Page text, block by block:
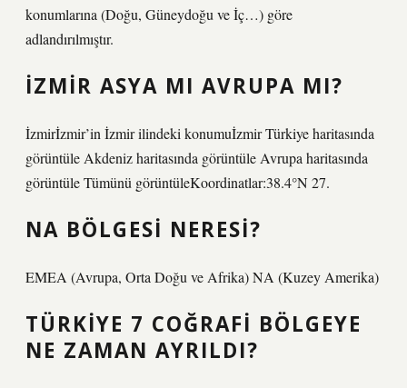
konumlarına (Doğu, Güneydoğu ve İç…) göre
adlandırılmıştır.
İZMIR ASYA MI AVRUPA MI?
İzmirİzmir’in İzmir ilindeki konumuİzmir Türkiye haritasında
görüntüle Akdeniz haritasında görüntüle Avrupa haritasında
görüntüle Tümünü görüntüleKoordinatlar:38.4°N 27.
NA BÖLGESI NERESI?
EMEA (Avrupa, Orta Doğu ve Afrika) NA (Kuzey Amerika)
TÜRKIYE 7 COĞRAFI BÖLGEYE
NE ZAMAN AYRILDI?